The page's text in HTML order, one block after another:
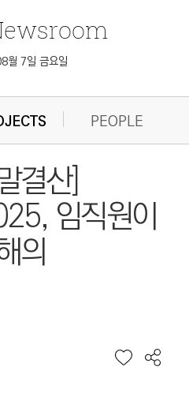
월 7일 금요일
PEOPLE
결산]
임직원이
의